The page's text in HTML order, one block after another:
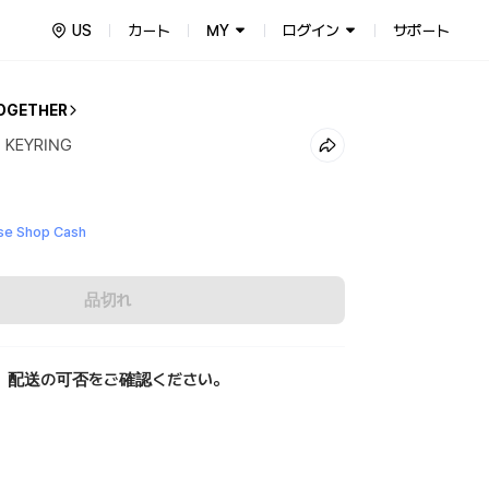
US カート MY ログイン サポート
Shop Cash
品切れ
配送の可否をご確認ください。